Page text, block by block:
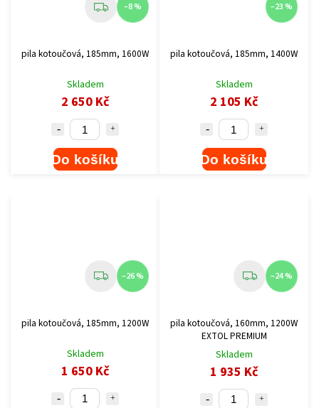
–8 %
pila kotoučová, 185mm, 1600W
Skladem
2 650 Kč
Do košíku
–23 %
pila kotoučová, 185mm, 1400W
Skladem
2 105 Kč
Do košíku
–26 %
pila kotoučová, 185mm, 1200W
Skladem
1 650 Kč
–24 %
pila kotoučová, 160mm, 1200W
EXTOL PREMIUM
Skladem
1 935 Kč